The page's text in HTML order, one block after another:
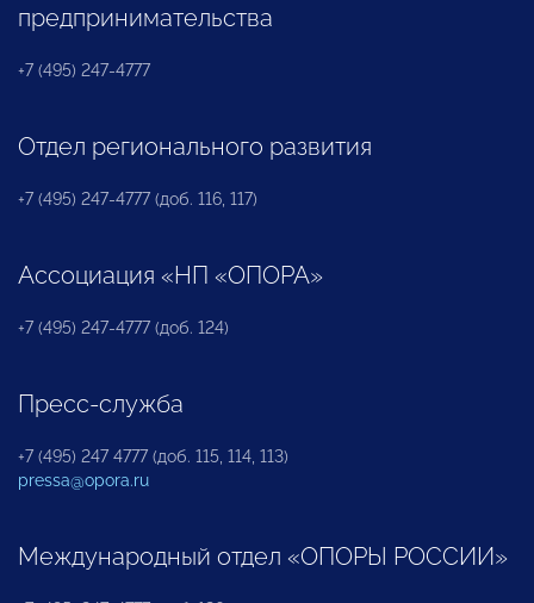
предпринимательства
+7 (495) 247-4777
Отдел регионального развития
+7 (495) 247-4777 (доб. 116, 117)
Ассоциация «НП «ОПОРА»
+7 (495) 247-4777 (доб. 124)
Пресс-служба
+7 (495) 247 4777 (доб. 115, 114, 113)
pressa@opora.ru
Международный отдел «ОПОРЫ РОССИИ»